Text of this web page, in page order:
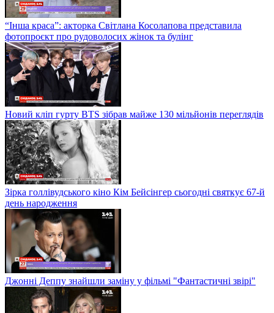
“Інша краса”: акторка Світлана Косолапова представила
фотопроєкт про рудоволосих жінок та булінг
Новий кліп гурту BTS зібрав майже 130 мільйонів переглядів
Зірка голлівудського кіно Кім Бейсінгер сьогодні святкує 67-й
день народження
Джонні Деппу знайшли заміну у фільмі "Фантастичні звірі"